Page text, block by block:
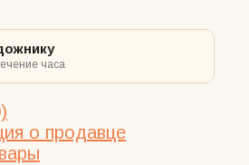
часа
о продавце